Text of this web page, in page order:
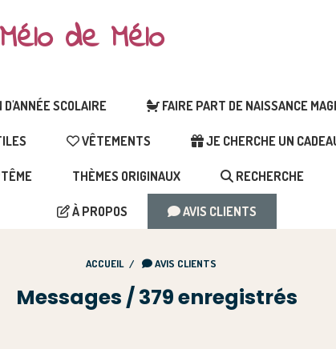
de Mélo
D'ANNÉE SCOLAIRE FAIRE PART DE NAISSANCE
VÊTEMENTS JE CHERCHE UN
THÈMES ORIGINAUX RECHERCHE
À PROPOS AVIS CLIENTS
ACCUEIL AVIS CLIENTS
Messages / 379 enregistrés